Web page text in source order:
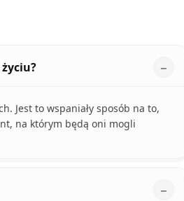
Jest to wspaniały sposób na to,
na którym będą oni mogli